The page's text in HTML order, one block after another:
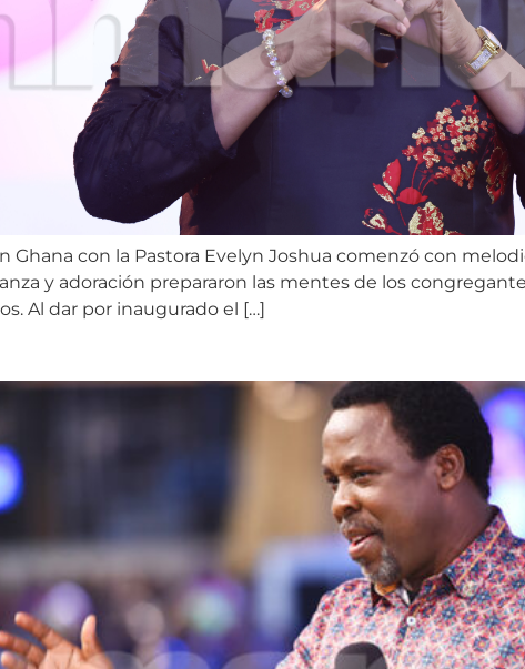
Ghana con la Pastora Evelyn Joshua comenzó con
y adoración prepararon las mentes de los
Al dar por inaugurado el […]